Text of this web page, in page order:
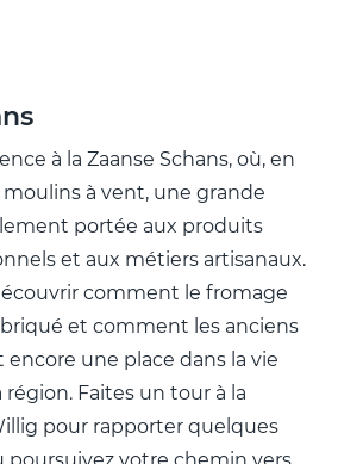
à la Zaanse Schans, où, en
à vent, une grande
portée aux produits
et aux métiers artisanaux.
comment le fromage
et comment les anciens
une place dans la vie
Faites un tour à la
pour rapporter quelques